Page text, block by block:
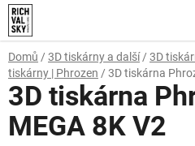
Přejít
na
obsah
Domů / 3D tiskárny a další / 3D
tiskárny | Phrozen / 3D tiskárna
3D tiskárna
MEGA 8K V2